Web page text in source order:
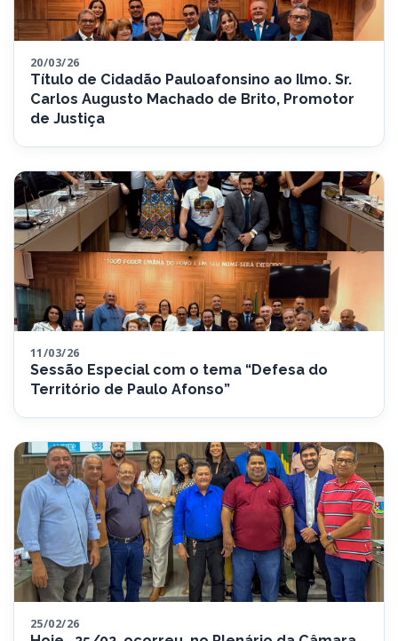
20/03/26
Título de Cidadão Pauloafonsino ao Ilmo. Sr.
Carlos Augusto Machado de Brito, Promotor
de Justiça
11/03/26
Sessão Especial com o tema “Defesa do
Território de Paulo Afonso”
25/02/26